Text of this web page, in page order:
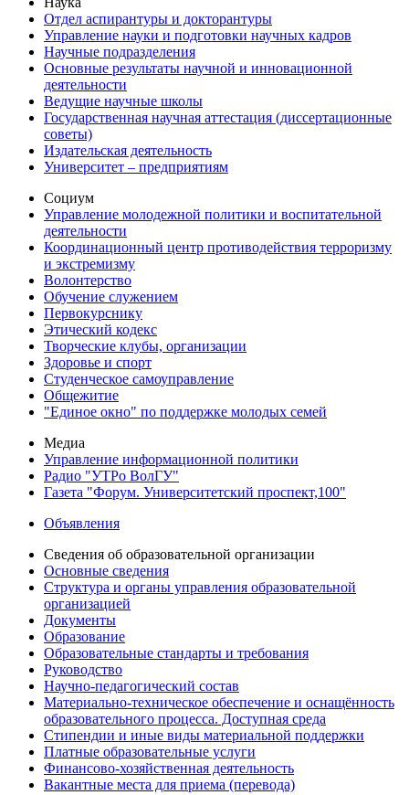
Отдел аспирантуры и докторантуры
Управление науки и подготовки научных кадров
Научные подразделения
Основные результаты научной и инновационной
деятельности
Ведущие научные школы
Государственная научная аттестация (диссертационные
советы)
Издательская деятельность
Университет – предприятиям
Социум
Управление молодежной политики и воспитательной
деятельности
Координационный центр противодействия терроризму
и экстремизму
Волонтерство
Обучение служением
Первокурснику
Этический кодекс
Творческие клубы, организации
Здоровье и спорт
Студенческое самоуправление
Общежитие
"Единое окно" по поддержке молодых семей
Медиа
Управление информационной политики
Радио "УТРо ВолГУ"
Газета "Форум. Университетский проспект,100"
Объявления
Сведения об образовательной организации
Основные сведения
Структура и органы управления образовательной
организацией
Документы
Образование
Образовательные стандарты и требования
Руководство
Научно-педагогический состав
Материально-техническое обеспечение и оснащённость
образовательного процесса. Доступная среда
Стипендии и иные виды материальной поддержки
Платные образовательные услуги
Финансово-хозяйственная деятельность
Вакантные места для приема (перевода)